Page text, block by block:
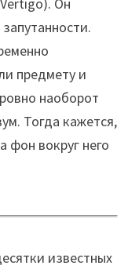
предмету и
наоборот
Тогда кажется,
фон вокруг него
известных